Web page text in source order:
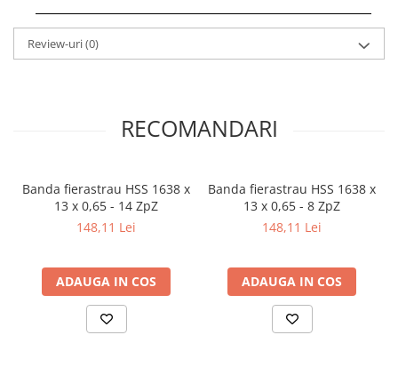
Elemente de prindere mecanică
Fălci pentru PHV / VHV
Papusa mobila / con de centrare
Afisaj digital
Bloc ecartament, masurare și
Indicatoare înălțime
Indicator cadran / Baze magnetice
Review-uri(0)
RECOMANDARI
Banda fierastrau HSS 1638 x
13 x 0,65 - 14 ZpZ
148,11 Lei
ADAUGA IN COS
Banda fierastrau HSS 1638 x
13 x 0,65 - 8 ZpZ
148,11 Lei
ADAUGA IN COS